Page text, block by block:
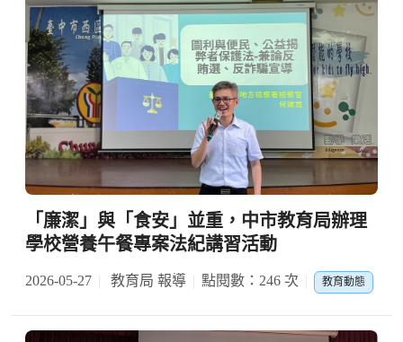
「廉潔」與「食安」並重，中市教育局辦理
學校營養午餐專案法紀講習活動
2026-05-27 教育局 報導 點閱數：246 次 教育動態